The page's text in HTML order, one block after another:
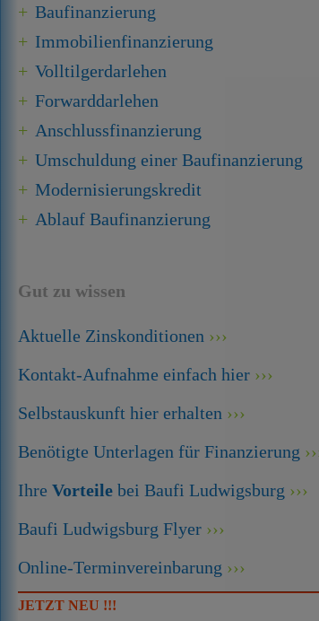
Baufinanzierung
Immobilien­finanzierung
Volltilgerdarlehen
Forward­darlehen
Anschluss­finanzierung
Umschuldung einer Baufinanzierung
Modernisierungskredit
Ablauf Baufinanzierung
Gut zu wissen
Aktuelle Zinskonditionen
Kontakt-Aufnahme einfach hier
Selbstauskunft hier erhalten
Benötigte Unterlagen für Finanzierung
Ihre Vorteile bei Baufi Ludwigsburg
Baufi Ludwigsburg Flyer
Online-Terminvereinbarung
JETZT NEU !!!